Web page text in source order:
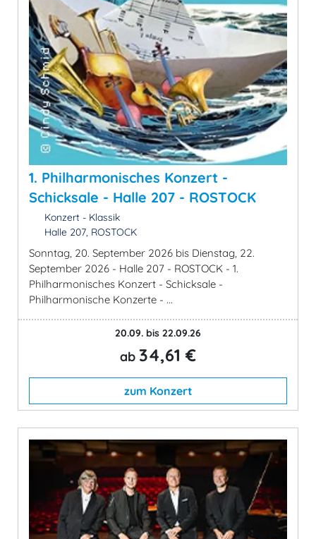
1. Philharmonisches Konzert -
Schicksale - Halle 207 - ROSTOCK
Konzert - Klassik
Halle 207, ROSTOCK
Sonntag, 20. September 2026 bis Dienstag, 22.
September 2026 - Halle 207 - ROSTOCK - 1.
Philharmonisches Konzert - Schicksale -
Philharmonische Konzerte - ...
20.09. bis 22.09.26
ab 34,61 €
zum Konzert